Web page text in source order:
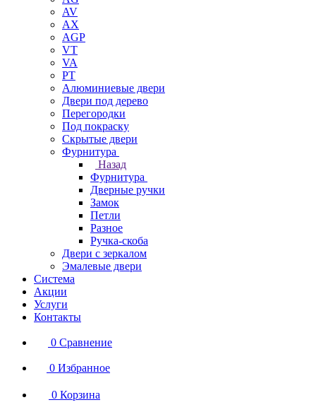
AV
AX
AGP
VT
VA
PT
Алюминиевые двери
Двери под дерево
Перегородки
Под покраску
Скрытые двери
Фурнитура
Назад
Фурнитура
Дверные ручки
Замок
Петли
Разное
Ручка-скоба
Двери с зеркалом
Эмалевые двери
Система
Акции
Услуги
Контакты
0 Сравнение
0 Избранное
0 Корзина